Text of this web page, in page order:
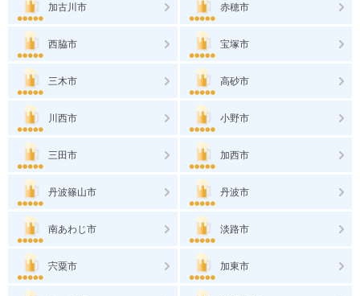
加古川市 赤穂市
西脇市 宝塚市
三木市 高砂市
川西市 小野市
三田市 加西市
丹波篠山市 丹波市
南あわじ市 淡路市
宍粟市 加東市